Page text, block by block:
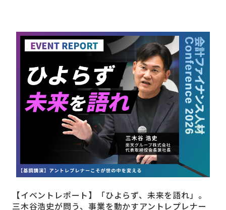
【イベントレポート】「ひよらず、未来を語れ」。
三木谷浩史が問う、事業を動かすアントレプレナー